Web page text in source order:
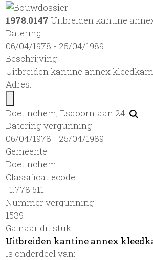
1978.0147 Uitbreiden kantine
Datering:
06/04/1978 - 25/04/1989
Beschrijving:
Uitbreiden kantine annex
Adres:
Doetinchem, Esdoornlaan 24
Datering vergunning:
06/04/1978 - 25/04/1989
Gemeente:
Doetinchem
Classificatiecode:
-1.778.511
Nummer vergunning:
1539
Ga naar dit stuk:
Uitbreiden kantine annex
Is onderdeel van: